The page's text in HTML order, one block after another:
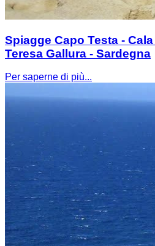
Spiagge Capo Testa -
Teresa Gallura - Sardegna
Per saperne di più...